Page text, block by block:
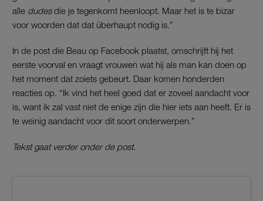
alle dudesdie je tegenkomt heenloopt. Maar het is te bizar
voor woorden dat dat überhaupt nodig is.”
In de post die Beau op Facebook plaatst, omschrijft hij het
eerste voorval en vraagt vrouwen wat hij als man kan doen op
het moment dat zoiets gebeurt. Daar komen honderden
reacties op. “Ik vind het heel goed dat er zoveel aandacht voor
is, want ik zal vast niet de enige zijn die hier iets aan heeft. Er is
te weinig aandacht voor dit soort onderwerpen.”
Tekst gaat verder onder de post.